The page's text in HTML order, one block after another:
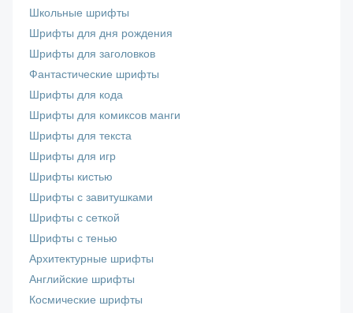
Школьные шрифты
Шрифты для дня рождения
Шрифты для заголовков
Фантастические шрифты
Шрифты для кода
Шрифты для комиксов манги
Шрифты для текста
Шрифты для игр
Шрифты кистью
Шрифты с завитушками
Шрифты с сеткой
Шрифты с тенью
Архитектурные шрифты
Английские шрифты
Космические шрифты